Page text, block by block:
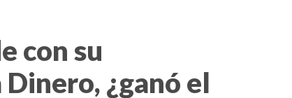
con su
¿ganó el